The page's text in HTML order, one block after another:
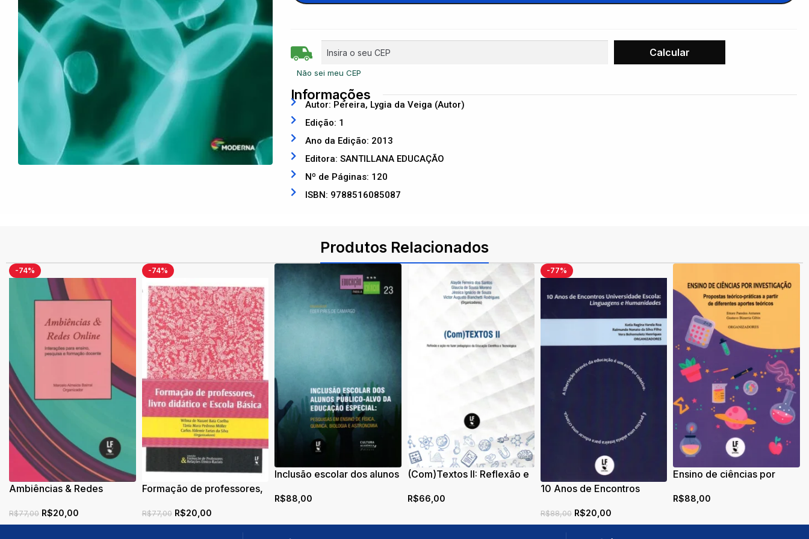
Não sei meu CEP
Informações
Autor: Pereira, Lygia da Veiga (Autor)
Edição: 1
Ano da Edição: 2013
Editora: SANTILLANA EDUCAÇÃO
Nº de Páginas: 120
ISBN: 9788516085087
Produtos Relacionados
-74%
Ambiências & Redes
ensino, pesquisa e
formação cocente
R$77,00 R$20,00
-74%
Formação de professores,
Básica
R$77,00 R$20,00
Inclusão escolar dos alunos
especial: pesquisas em
biologia e astronomia
R$88,00
(Com)Textos II: Reflexão e
da Educação Científica e
R$66,00
-77%
10 Anos de Encontros
Linguagens e Humanidades
R$88,00 R$20,00
Ensino de ciências por
teórico-práticas a partir de
R$88,00